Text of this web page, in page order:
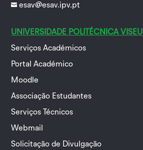
 esav@esav.ipv.pt
UNIVERSIDADE POLITÉCNICA VISEU
Serviços Académicos
Portal Académico
Moodle
Associação Estudantes
Serviços Técnicos
Webmail
Solicitação de Divulgação